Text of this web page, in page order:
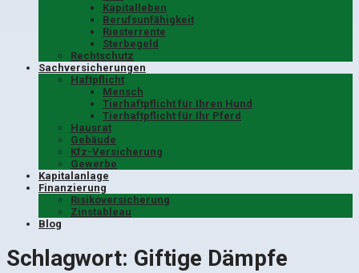
Kapitalleben
Berufsunfähigkeit
Riesterrente
Sterbegeld
Rechtschutz
Sachversicherungen
Haftpflicht
Mensch
Tierhaftpflicht für Ihren Hund
Tierhaftpflicht für Ihr Pferd
Hausrat
Gebäude
Kfz-Versicherung
Gewerbe
Kapitalanlage
Finanzierung
Risikoversicherung
Zinstableau
Blog
Schlagwort: Giftige Dämpfe